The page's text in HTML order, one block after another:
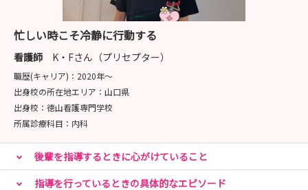
冬休みと春休み期間にも実施する予定ですので、夏に参
加できなかった方もぜひお越しください‼
日時が確定しましたらマイナビ看護学生上のメッセージ
でお知らせします📩
🎈エントリーをしていただいた方に情報発信📩と資料送付
📖
エントリーしていただいた方に、定期的な情報発信と
資料送付を行っています‼
内容は以下のとおりです📝
忙しい時こそ冷静に行動する
看護師 K・Fさん（プリセプター）
職歴(キャリア)： 2020年〜
出身校の所在地エリア： 山口県
出身校： 徳山看護専門学校
所属診療科目： 内科
後輩を指導するときに心がけていること
指導を行っているときの具体的なエピソード